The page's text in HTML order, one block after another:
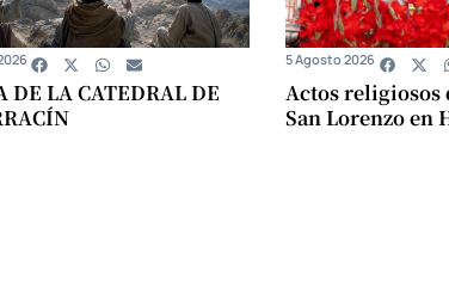
DE LA CATEDRAL DE
Actos religiosos
San Lorenzo en
5 Agosto 2026